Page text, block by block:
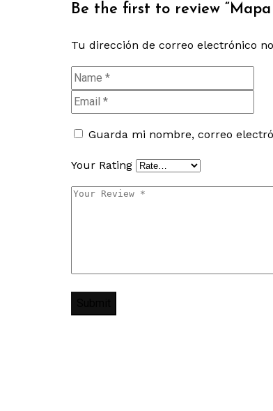
Be the first to review
Tu dirección de correo electrónico
Guarda mi nombre, correo
Your Rating